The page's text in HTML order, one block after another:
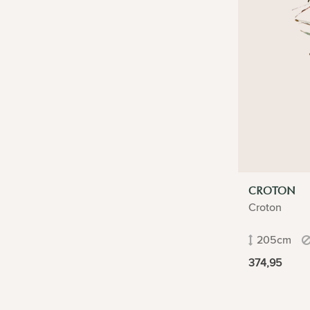
CROTON
Croton
205cm
374,95